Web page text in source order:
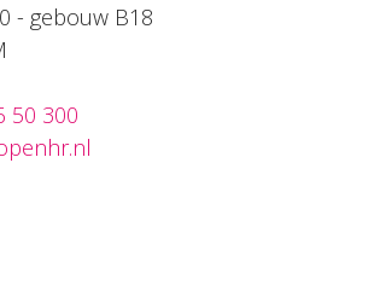
- gebouw B18
50 300